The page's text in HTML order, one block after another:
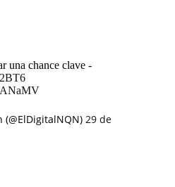
una chance clave -
29 de